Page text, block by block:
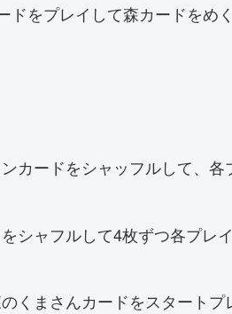
ドをプレイして森カードをめ
カードをシャッフルして、
シャフルして4枚ずつ各プレ
くまさんカードをスタートプ